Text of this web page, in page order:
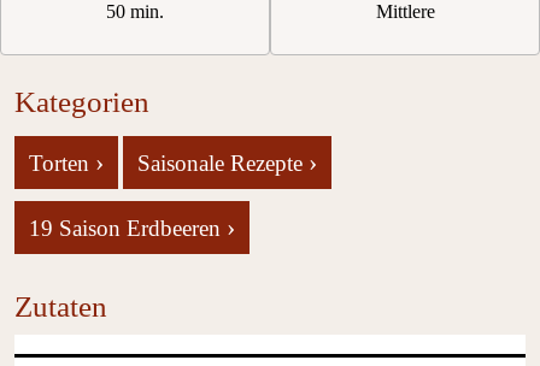
50 min. Mittlere
Kategorien
Torten › Saisonale Rezepte ›
19 Saison Erdbeeren ›
Zutaten